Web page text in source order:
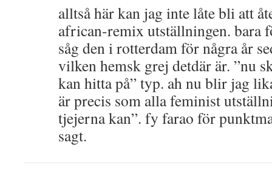
alltså här kan jag inte låte bli att
african-remix utställningen. bara
såg den i rotterdam för några år
vilken hemsk grej detdär är. ”nu
kan hitta på” typ. ah nu blir jag
är precis som alla feminist
tjejerna kan”. fy farao för
sagt.